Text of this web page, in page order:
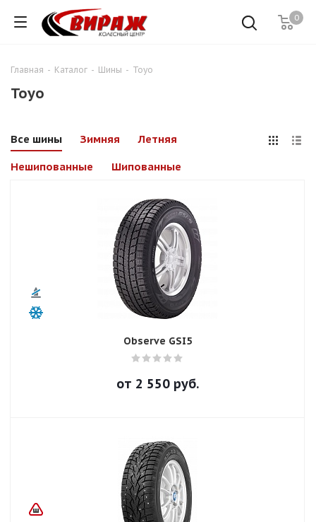
0
Главная - Каталог - Шины - Toyo
Toyo
Все шины Зимняя Летняя
Нешипованные Шипованные
Observe GSI5
от 2 550руб.